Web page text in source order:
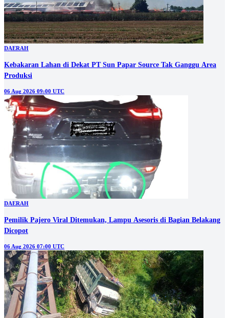
DAERAH
Kebakaran Lahan di Dekat PT Sun Papar Source Tak Ganggu Area
Produksi
06 Aug 2026 09:00 UTC
DAERAH
Pemilik Pajero Viral Ditemukan, Lampu Asesoris di Bagian Belakang
Dicopot
06 Aug 2026 07:00 UTC